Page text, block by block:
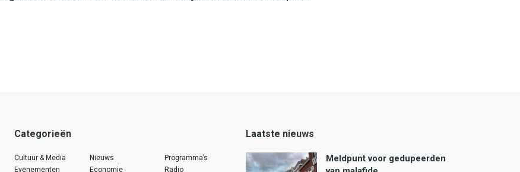
Categorieën
Cultuur & Media
Evenementen
Nieuws
Economie
Programma’s
Radio
Laatste nieuws
Meldpunt voor gedupeerden